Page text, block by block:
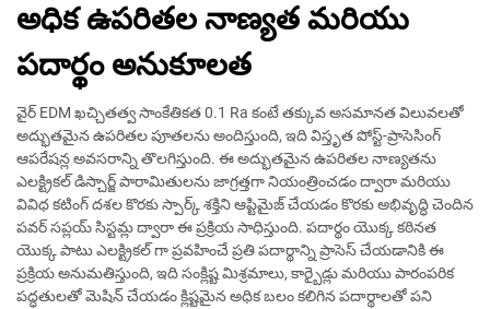
అధిక ఉపరితల నాణ్యత మరియు
పదార్థం అనుకూలత
వైర్ EDM ఖచ్చితత్వ సాంకేతికత 0.1 Ra కంటే తక్కువ అసమానత విలువలతో
అద్భుతమైన ఉపరితల పూతలను అందిస్తుంది, ఇది విస్తృత పోస్ట్-ప్రాసెసింగ్
ఆపరేషన్ల అవసరాన్ని తొలగిస్తుంది. ఈ అద్భుతమైన ఉపరితల నాణ్యతను
ఎలక్ట్రికల్ డిస్చార్జ్ పారామితులను జాగ్రత్తగా నియంత్రించడం ద్వారా మరియు
వివిధ కటింగ్ దశల కొరకు స్పార్క్ శక్తిని ఆప్టిమైజ్ చేయడం కొరకు అభివృద్ధి చెందిన
పవర్ సప్లయ్ సిస్టమ్ల ద్వారా ఈ ప్రక్రియ సాధిస్తుంది. పదార్థం యొక్క కఠినత
యొక్క పాటు ఎలక్ట్రికల్ గా ప్రవహించే ప్రతి పదార్థాన్ని ప్రాసెస్ చేయడానికి ఈ
ప్రక్రియ అనుమతిస్తుంది, ఇది సంక్లిష్ట మిశ్రమాలు, కార్బైడ్లు మరియు పారంపరిక
పద్ధతులతో మెషిన్ చేయడం క్లిష్టమైన అధిక బలం కలిగిన పదార్థాలతో పని